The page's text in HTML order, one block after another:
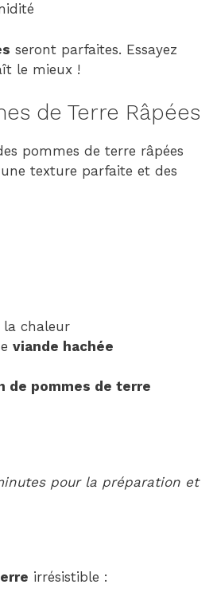
seront parfaites. Essayez
le mieux !
de Terre Râpées
pommes de terre râpées
texture parfaite et des
chaleur
viande hachée
de pommes de terre
pour la préparation et
irrésistible :